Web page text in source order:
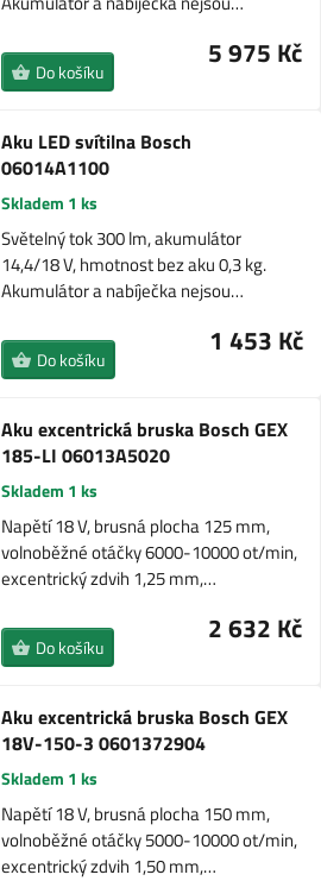
5 975 Kč
Do košíku
Aku LED svítilna Bosch
06014A1100
Skladem 1 ks
Světelný tok 300 lm, akumulátor
14,4/18 V, hmotnost bez aku 0,3 kg.
Akumulátor a nabíječka nejsou…
1 453 Kč
Do košíku
Aku excentrická bruska Bosch GEX
185-LI 06013A5020
Skladem 1 ks
Napětí 18 V, brusná plocha 125 mm,
volnoběžné otáčky 6000-10000 ot/min,
excentrický zdvih 1,25 mm,…
2 632 Kč
Do košíku
Aku excentrická bruska Bosch GEX
18V-150-3 0601372904
Skladem 1 ks
Napětí 18 V, brusná plocha 150 mm,
volnoběžné otáčky 5000-10000 ot/min,
excentrický zdvih 1,50 mm,…